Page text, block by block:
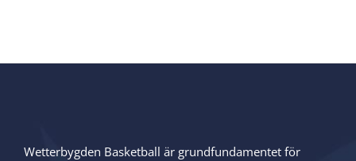
Wetterbygden Basketball är grundfundamentet för